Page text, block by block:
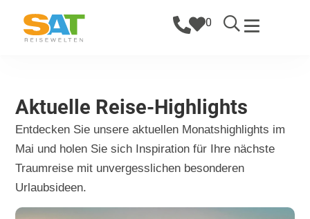
0
Aktuelle Reise-Highlights
Entdecken Sie unsere aktuellen Monatshighlights im
Mai und holen Sie sich Inspiration für Ihre nächste
Traumreise mit unvergesslichen besonderen
Urlaubsideen.